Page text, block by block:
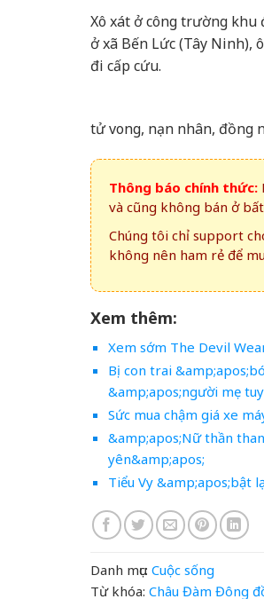
Xô xát ở công trường khu
ở xã Bến Lức (Tây
đi cấp cứu.
tử vong, nạn nhân, đồng
Thông báo chính thức:
và cũng không bán ở
Chúng tôi chỉ support
không nên ham rẻ để
Xem thêm:
Xem sớm The Devil
Bị con trai
&amp;apos;người mẹ
Sức mua chậm giá xe
&amp;apos;Nữ thần
yên&amp;apos;
Tiểu Vy &amp;apos;bật
Danh mục: Cuộc sống
Từ khóa: Châu Đàm Đông